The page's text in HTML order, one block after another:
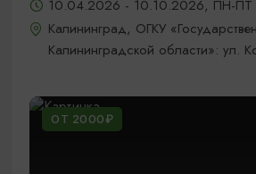
10.04.2026 - 10.10.2026, ПН-ПТ
Калининград, ОГКУ
Калининградской области»: ул.
ОТ 2000₽